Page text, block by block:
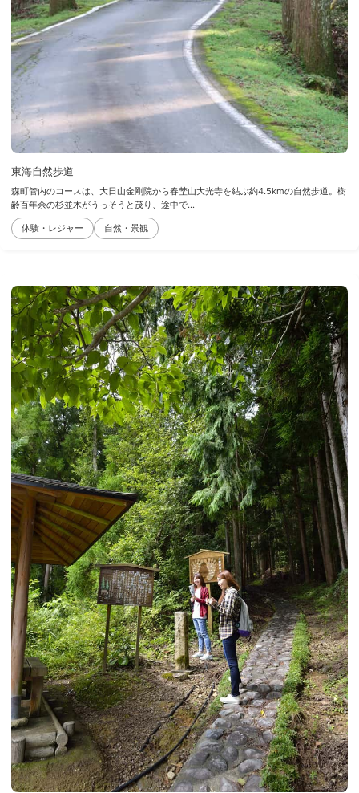
東海自然歩道
森町管内のコースは、大日山金剛院から春埜山大光寺を結ぶ約4.5kmの自然歩道。樹
齢百年余の杉並木がうっそうと茂り、途中で...
体験・レジャー 自然・景観